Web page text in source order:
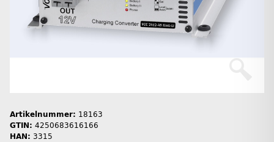
Artikelnummer: 18163
GTIN: 4250683616166
HAN: 3315